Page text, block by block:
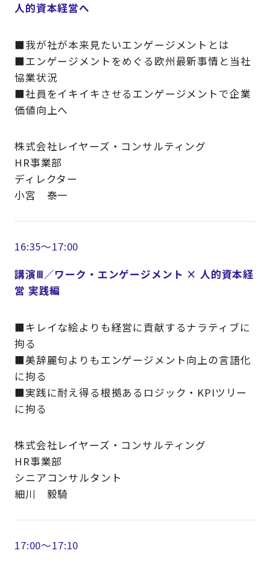
人的資本経営へ
■我が社が本来見たいエンゲージメントとは
■エンゲージメントをめぐる欧州最新事情と当社
協業状況
■社員をイキイキさせるエンゲージメントで企業
価値向上へ
株式会社レイヤーズ・コンサルティング
HR事業部
ディレクター
小宮 泰一
16:35～17:00
講演Ⅲ／ワーク・エンゲージメント × 人的資本経
営 実践編
■キレイな絵よりも経営に貢献するナラティブに
拘る
■美辞麗句よりもエンゲージメント向上の言語化
に拘る
■実践に耐え得る根拠あるロジック・KPIツリー
に拘る
株式会社レイヤーズ・コンサルティング
HR事業部
シニアコンサルタント
細川 毅騎
17:00～17:10